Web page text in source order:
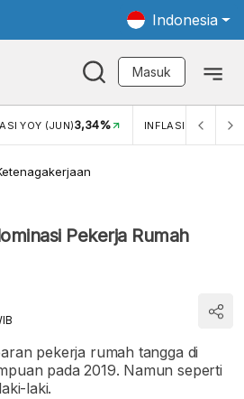
Indonesia
Masuk
YOY (JUN)3,34% INFLASI MOM
Pekerja Rumah
pekerja rumah tangga di
pada 2019. Namun seperti
laki.